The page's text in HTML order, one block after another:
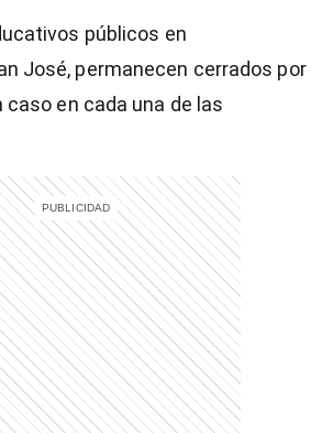
públicos en
José, permanecen cerrados por
caso en cada una de las